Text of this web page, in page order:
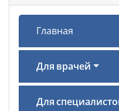
Главная
Для врачей
Для